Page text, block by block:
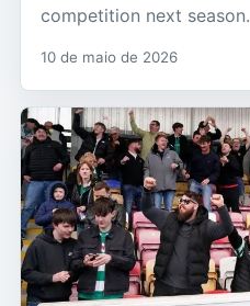
competition next season.
10 de maio de 2026